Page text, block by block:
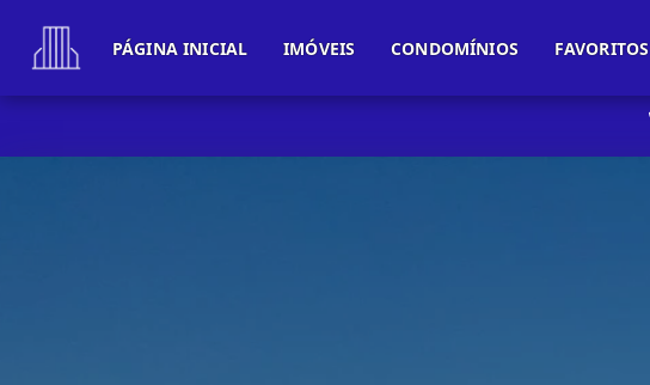
PÁGINA INICIAL IMÓVEIS CONDOMÍNIOS FAVORITOS